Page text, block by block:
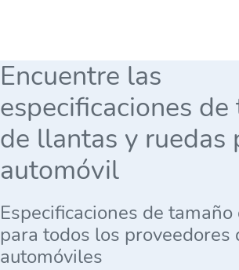
Encuentre las
especificaciones
de llantas y ruedas
automóvil
Especificaciones de tamaño
para todos los proveedores
automóviles